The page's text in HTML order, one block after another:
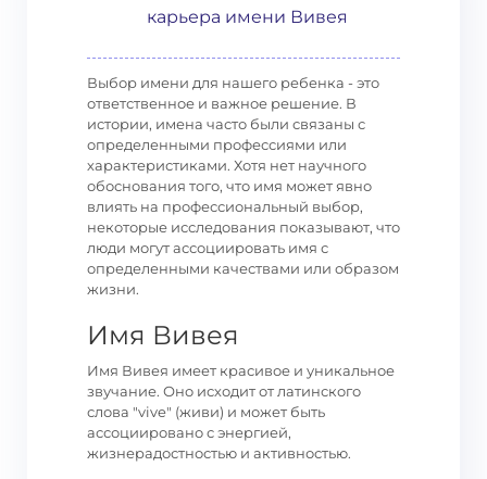
карьера имени Вивея
Выбор имени для нашего ребенка - это
ответственное и важное решение. В
истории, имена часто были связаны с
определенными профессиями или
характеристиками. Хотя нет научного
обоснования того, что имя может явно
влиять на профессиональный выбор,
некоторые исследования показывают, что
люди могут ассоциировать имя с
определенными качествами или образом
жизни.
Имя Вивея
Имя Вивея имеет красивое и уникальное
звучание. Оно исходит от латинского
слова "vive" (живи) и может быть
ассоциировано с энергией,
жизнерадостностью и активностью.